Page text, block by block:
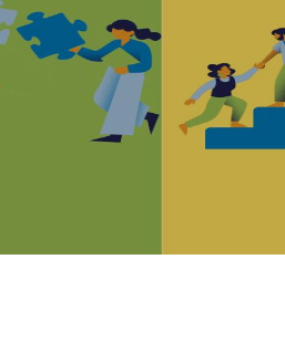
CALENDARIO ESCOLAR
BIBLIOTECA
HORARIO PÚBLICO
INSTALACIONES